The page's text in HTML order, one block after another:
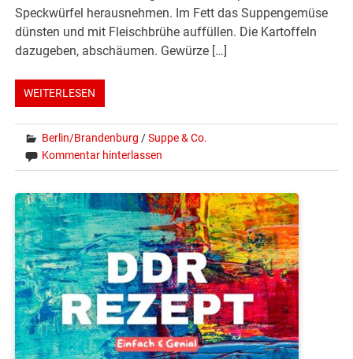
Speckwürfel herausnehmen. Im Fett das Suppengemüse
dünsten und mit Fleischbrühe auffüllen. Die Kartoffeln
dazugeben, abschäumen. Gewürze […]
WEITERLESEN
Berlin/Brandenburg /Suppe & Co.
Kommentar hinterlassen